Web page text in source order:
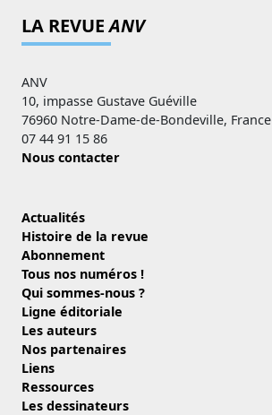
LA REVUEANV
ANV
10, impasse Gustave Guéville
76960 Notre-Dame-de-Bondeville, France
07 44 91 15 86
Nous contacter
Actualités
Histoire de la revue
Abonnement
Tous nos numéros !
Qui sommes-nous ?
Ligne éditoriale
Les auteurs
Nos partenaires
Liens
Ressources
Les dessinateurs